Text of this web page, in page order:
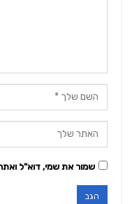
שמור את שמי, דוא"ל